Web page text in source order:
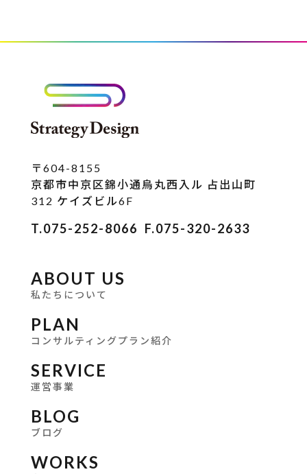
〒604-8155
京都市中京区錦小通烏丸西入ル 占出山町
312 ケイズビル6F
T.075-252-8066 F.075-320-2633
ABOUT US
私たちについて
PLAN
コンサルティングプラン紹介
SERVICE
運営事業
BLOG
ブログ
WORKS